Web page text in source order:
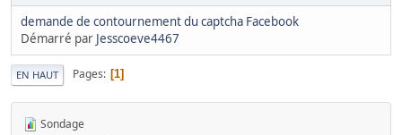
demande de contournement du captcha Facebook
Démarré par Jesscoeve4467
EN HAUT Pages 1
Sondage